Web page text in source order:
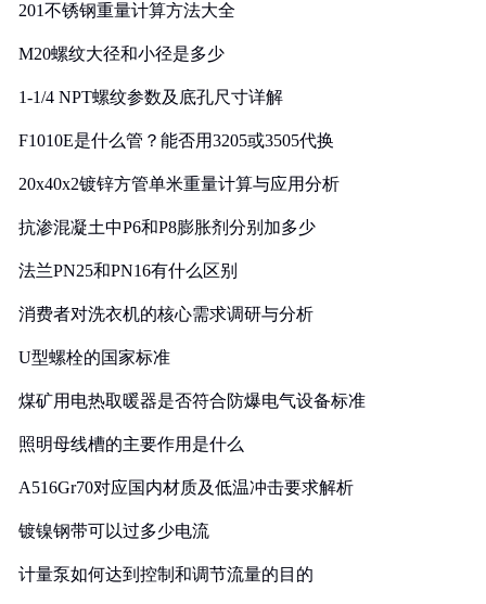
201不锈钢重量计算方法大全
M20螺纹大径和小径是多少
1-1/4 NPT螺纹参数及底孔尺寸详解
F1010E是什么管？能否用3205或3505代换
20x40x2镀锌方管单米重量计算与应用分析
抗渗混凝土中P6和P8膨胀剂分别加多少
法兰PN25和PN16有什么区别
消费者对洗衣机的核心需求调研与分析
U型螺栓的国家标准
煤矿用电热取暖器是否符合防爆电气设备标准
照明母线槽的主要作用是什么
A516Gr70对应国内材质及低温冲击要求解析
镀镍钢带可以过多少电流
计量泵如何达到控制和调节流量的目的